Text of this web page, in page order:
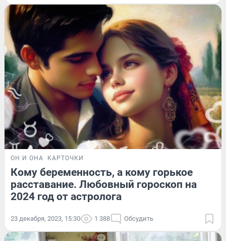
ОН И ОНА КАРТОЧКИ
Кому беременность, а кому горькое
расставание. Любовный гороскоп на
2024 год от астролога
23 декабря, 2023, 15:30 1 388 Обсудить